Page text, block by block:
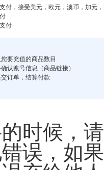
付，接受美元，欧元，澳币，加元
付
要充值的商品数目
认账号信息（商品链接）
订单，结算付款
时候，
误，如